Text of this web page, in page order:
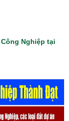
Nghiệp tại